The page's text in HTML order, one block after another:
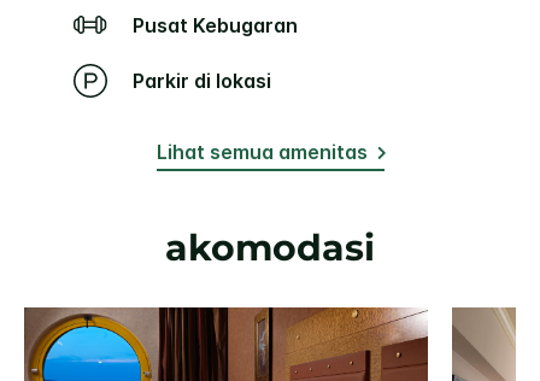
Pusat Kebugaran
Parkir di lokasi
Lihat semua amenitas
akomodasi